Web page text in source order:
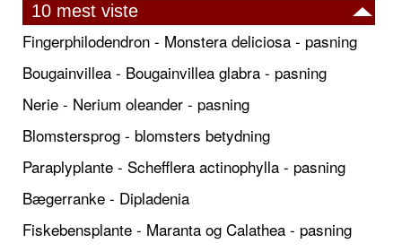
10 mest viste
Fingerphilodendron - Monstera deliciosa - pasning
Bougainvillea - Bougainvillea glabra - pasning
Nerie - Nerium oleander - pasning
Blomstersprog - blomsters betydning
Paraplyplante - Schefflera actinophylla - pasning
Bægerranke - Dipladenia
Fiskebensplante - Maranta og Calathea - pasning